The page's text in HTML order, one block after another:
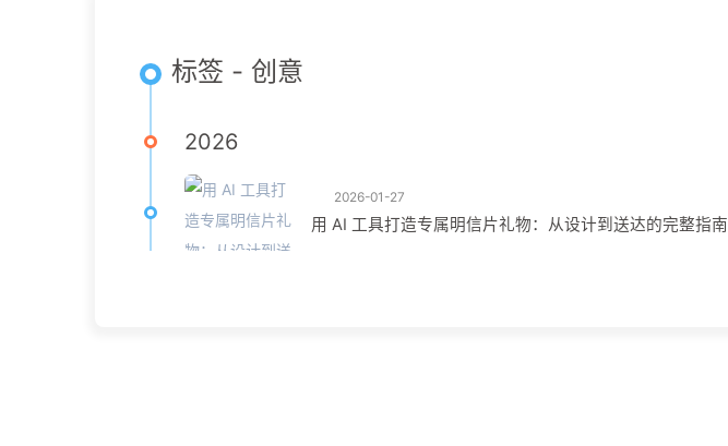
标签 - 创意
2026
2026-01-27
用 AI 工具打造专属明信片礼物：从设计到送达的完整指南